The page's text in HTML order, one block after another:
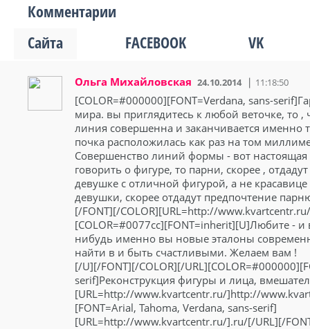
Комментарии
Сайта
FACEBOOK VK
Ольга Михайловская 24.10.2014 11:18:50
[COLOR=#000000][FONT=Verdana, sans-
мира. вы приглядитесь к любой веточке, то ,
линия совершенна и заканчивается именно
почка расположилась как раз на том
Совершенство линий формы - вот настоящая
говорить о фигуре, то парни, скорее ,
девушке с отличной фигурой, а не
девушки, скорее отдадут предпочтение
[/FONT][/COLOR][URL=http://
[COLOR=#0077cc][FONT=inherit][U]Любите -
нибудь именно вы новые эталоны
найти в и быть счастливыми. Желаем вам !
[/U][/FONT][/COLOR][/
serif]Реконструкция фигуры и лица,
[URL=http://www.kvartcentr.ru/]http://
[FONT=Arial, Tahoma, Verdana, sans-serif]
[URL=http://www.kvartcentr.ru/].ru/[/URL][/